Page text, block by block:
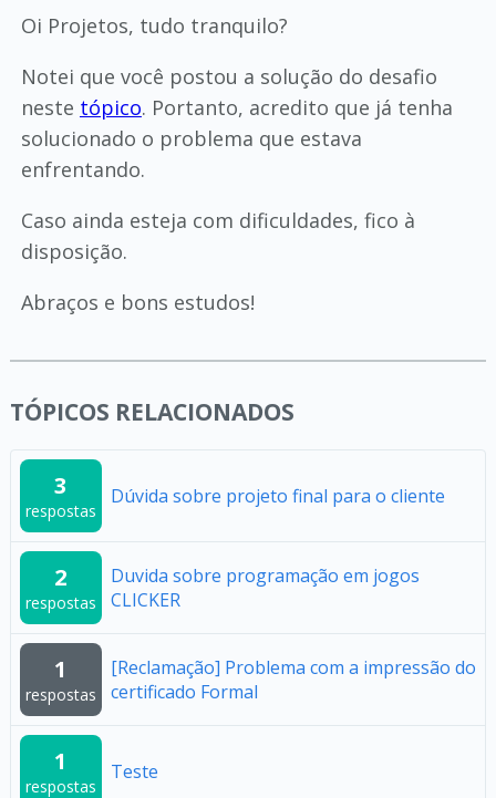
Oi Projetos, tudo tranquilo?
Notei que você postou a solução do desafio
neste tópico. Portanto, acredito que já tenha
solucionado o problema que estava
enfrentando.
Caso ainda esteja com dificuldades, fico à
disposição.
Abraços e bons estudos!
TÓPICOS RELACIONADOS
3
respostas
Dúvida sobre projeto final para o cliente
2
respostas
Duvida sobre programação em jogos
CLICKER
1
respostas
[Reclamação] Problema com a impressão do
certificado Formal
1
respostas
Teste